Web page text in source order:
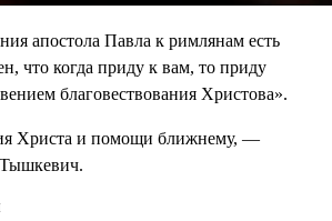
апостола Павла к римлянам есть
что когда приду к вам, то приду
благовествования Христова».
Христа и помощи ближнему, —